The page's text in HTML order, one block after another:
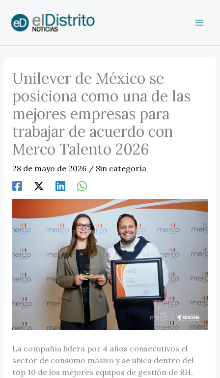
contenido
Unilever de México se
posiciona como una de las
mejores empresas para
trabajar de acuerdo con
Merco Talento 2026
28 de mayo de 2026 / Sin categoría
La compañía lidera por 4 años consecutivos el
sector de consumo masivo y se ubica dentro del
top 10 de los mejores equipos de gestión de RH,